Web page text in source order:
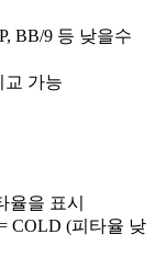
BB/9 등 낮을수
교 가능
율을 표시
COLD (피타율 낮